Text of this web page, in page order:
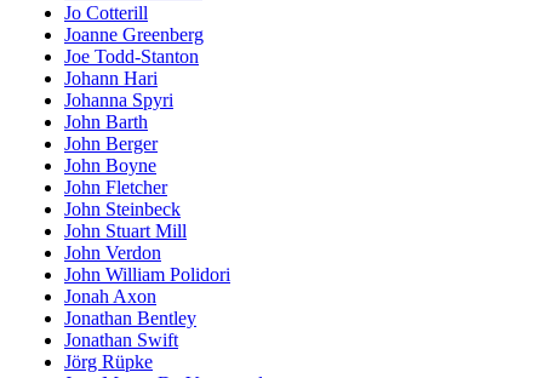
Jo Cotterill
Joanne Greenberg
Joe Todd-Stanton
Johann Hari
Johanna Spyri
John Barth
John Berger
John Boyne
John Fletcher
John Steinbeck
John Stuart Mill
John Verdon
John William Polidori
Jonah Axon
Jonathan Bentley
Jonathan Swift
Jörg Rüpke